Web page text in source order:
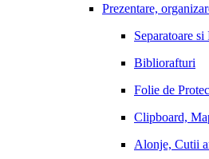
Prezentare,
Separatoare
Bibliorafturi
Folie de
Clipboard,
Alonje, Cutii